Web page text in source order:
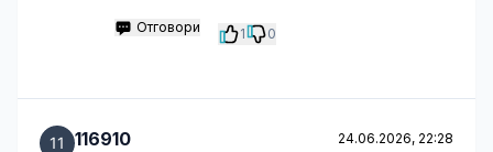
Отговори 1 0
116910 24.06.2026, 22:28